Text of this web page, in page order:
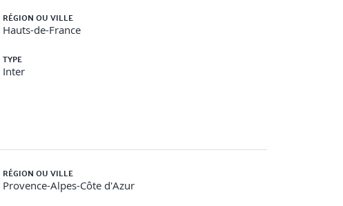
RÉGION OU VILLE
Hauts-de-France
TYPE
Inter
RÉGION OU VILLE
Provence-Alpes-Côte d'Azur